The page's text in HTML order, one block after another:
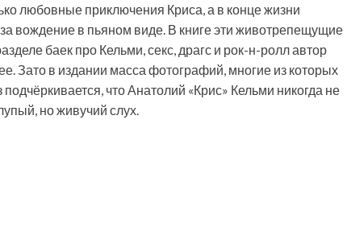
любовные приключения Криса, а в конце жизни
вождение в пьяном виде. В книге эти животрепещущие
баек про Кельми, секс, драгс и рок-н-ролл автор
Зато в издании масса фотографий, многие из которых
что Анатолий «Крис» Кельми никогда не
но живучий слух.